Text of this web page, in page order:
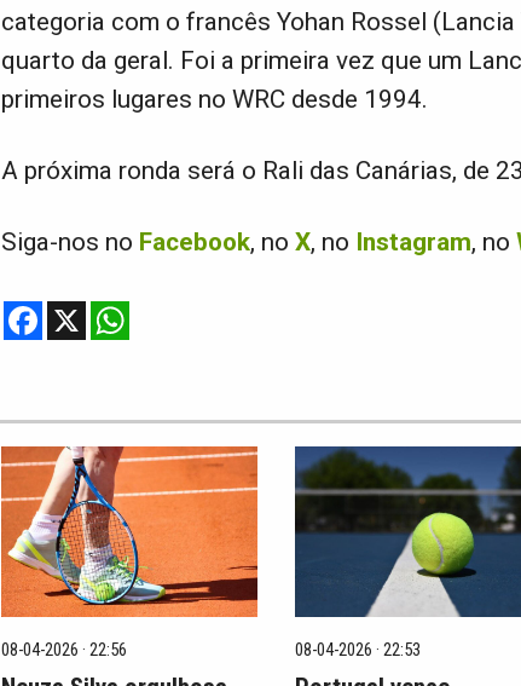
categoria com o francês Yohan Rossel
quarto da geral. Foi a primeira vez que um
primeiros lugares no WRC desde 1994.
A próxima ronda será o Rali das Canárias, de
Siga-nos no Facebook, noX, no Instagram, no
o
k
X
p
p
08-04-2026 · 22:56 08-04-2026 · 22:53